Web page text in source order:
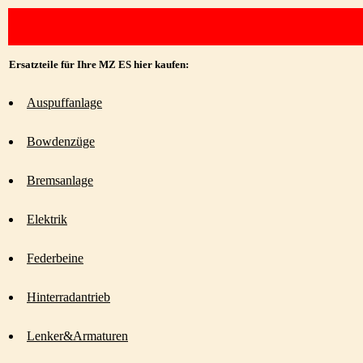
Ersatzteile für Ihre MZ ES hier kaufen:
Auspuffanlage
Bowdenzüge
Bremsanlage
Elektrik
Federbeine
Hinterradantrieb
Lenker&Armaturen